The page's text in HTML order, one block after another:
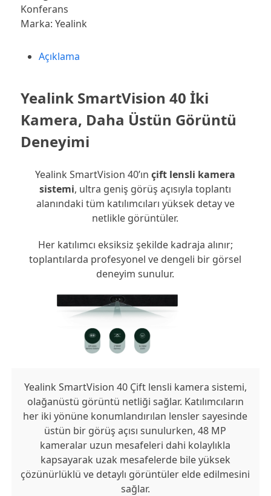
Hepsi
Bir
Video
Kadraj,
8
Mikrofon)
adet
Konferans
Marka: Yealink
Açıklama
Yealink SmartVision 40 İki
Kamera, Daha Üstün Görüntü
Deneyimi
Yealink SmartVision 40’ınçift lensli kamera
sistemi, ultra geniş görüş açısıyla toplantı
alanındaki tüm katılımcıları yüksek detay ve
netlikle görüntüler.
Her katılımcı eksiksiz şekilde kadraja alınır;
toplantılarda profesyonel ve dengeli bir görsel
deneyim sunulur.
Yealink SmartVision 40 Çift lensli kamera sistemi,
olağanüstü görüntü netliği sağlar. Katılımcıların
her iki yönüne konumlandırılan lensler sayesinde
üstün bir görüş açısı sunulurken, 48 MP
kameralar uzun mesafeleri dahi kolaylıkla
kapsayarak uzak mesafelerde bile yüksek
çözünürlüklü ve detaylı görüntüler elde edilmesini
sağlar.